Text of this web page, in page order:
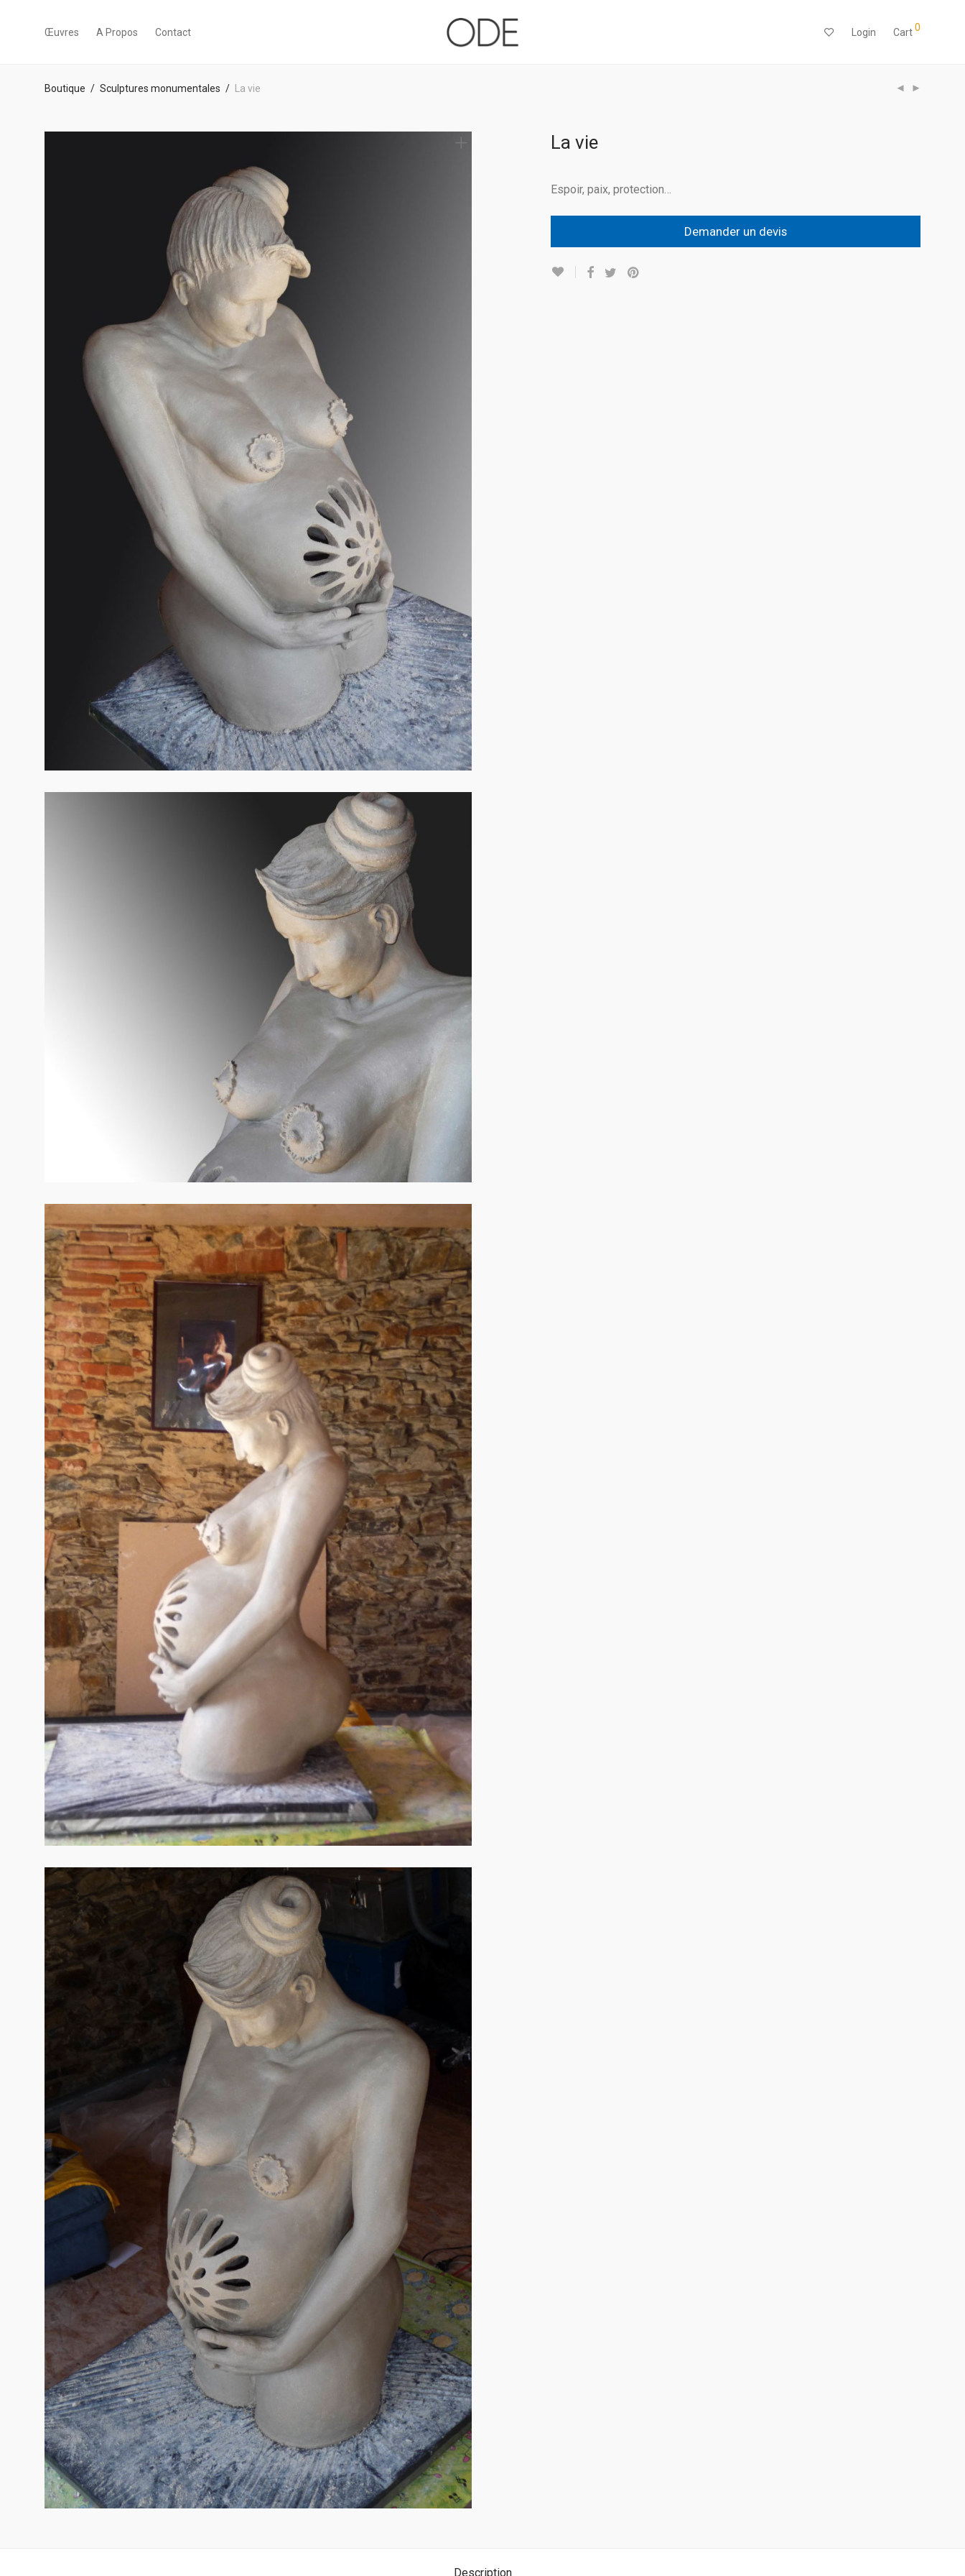
Œuvres A Propos Contact Login Cart0
Boutique / Sculptures monumentales / La vie
La vie
Espoir, paix, protection…
Demander un devis
Description